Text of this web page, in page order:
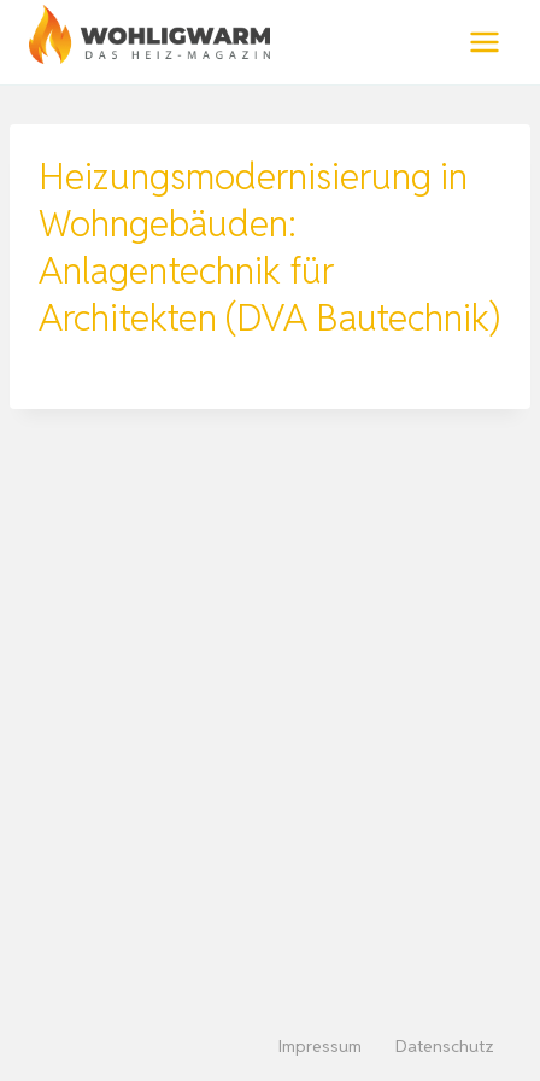
Zum
Inhalt
Heizungsmodernisierung in
Wohngebäuden:
Anlagentechnik für
Architekten (DVA Bautechnik)
Impressum Datenschutz